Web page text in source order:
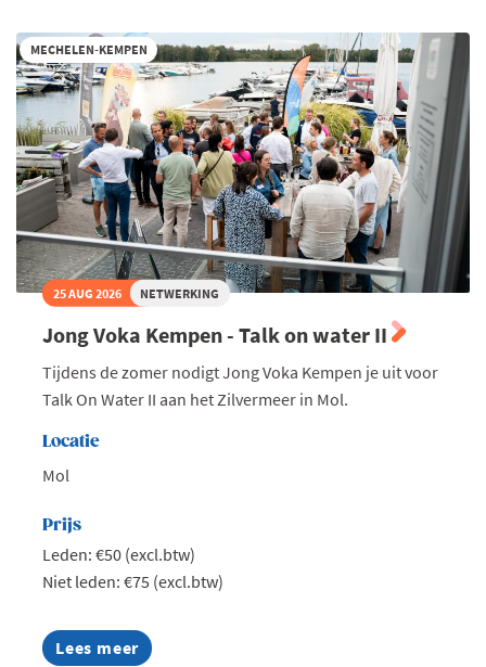
MECHELEN-KEMPEN
25 AUG 2026 NETWERKING
Jong Voka Kempen - Talk on water II
Tijdens de zomer nodigt Jong Voka Kempen je uit voor
Talk On Water II aan het Zilvermeer in Mol.
Locatie
Mol
Prijs
Leden: €50 (excl.btw)
Niet leden: €75 (excl.btw)
Lees meer
about